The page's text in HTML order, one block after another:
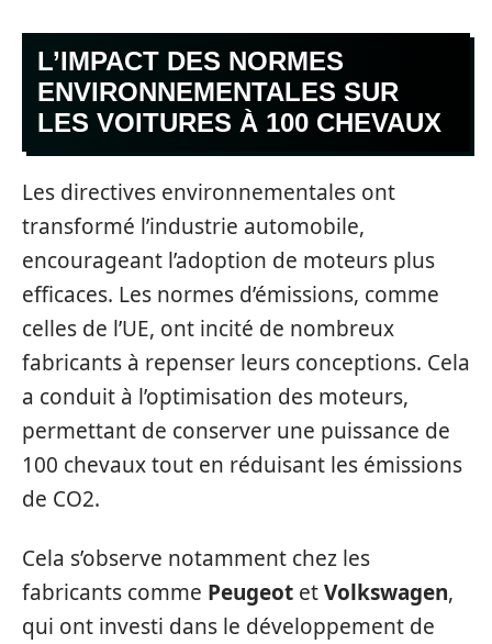
L’IMPACT DES NORMES
ENVIRONNEMENTALES SUR
LES VOITURES À 100 CHEVAUX
Les directives environnementales ont
transformé l’industrie automobile,
encourageant l’adoption de moteurs plus
efficaces. Les normes d’émissions, comme
celles de l’UE, ont incité de nombreux
fabricants à repenser leurs conceptions. Cela
a conduit à l’optimisation des moteurs,
permettant de conserver une puissance de
100 chevaux tout en réduisant les émissions
de CO2.
Cela s’observe notamment chez les
fabricants comme Peugeot etVolkswagen,
qui ont investi dans le développement de